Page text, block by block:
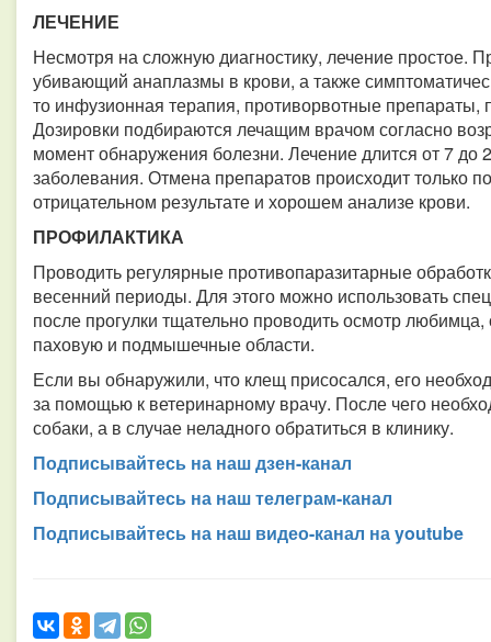
ЛЕЧЕНИЕ
Несмотря на сложную диагностику, лечение простое.
убивающий анаплазмы в крови, а также
то инфузионная терапия, противорвотные
Дозировки подбираются лечащим врачом согласно
момент обнаружения болезни. Лечение длится от 7 до
заболевания. Отмена препаратов происходит только
отрицательном результате и хорошем анализе крови.
ПРОФИЛАКТИКА
Проводить регулярные противопаразитарные
весенний периоды. Для этого можно использовать
после прогулки тщательно проводить осмотр
паховую и подмышечные области.
Если вы обнаружили, что клещ присосался, его
за помощью к ветеринарному врачу. После чего
собаки, а в случае неладного обратиться в клинику.
Подписывайтесь на наш дзен-канал
Подписывайтесь на наш телеграм-канал
Подписывайтесь на наш видео-канал на youtube